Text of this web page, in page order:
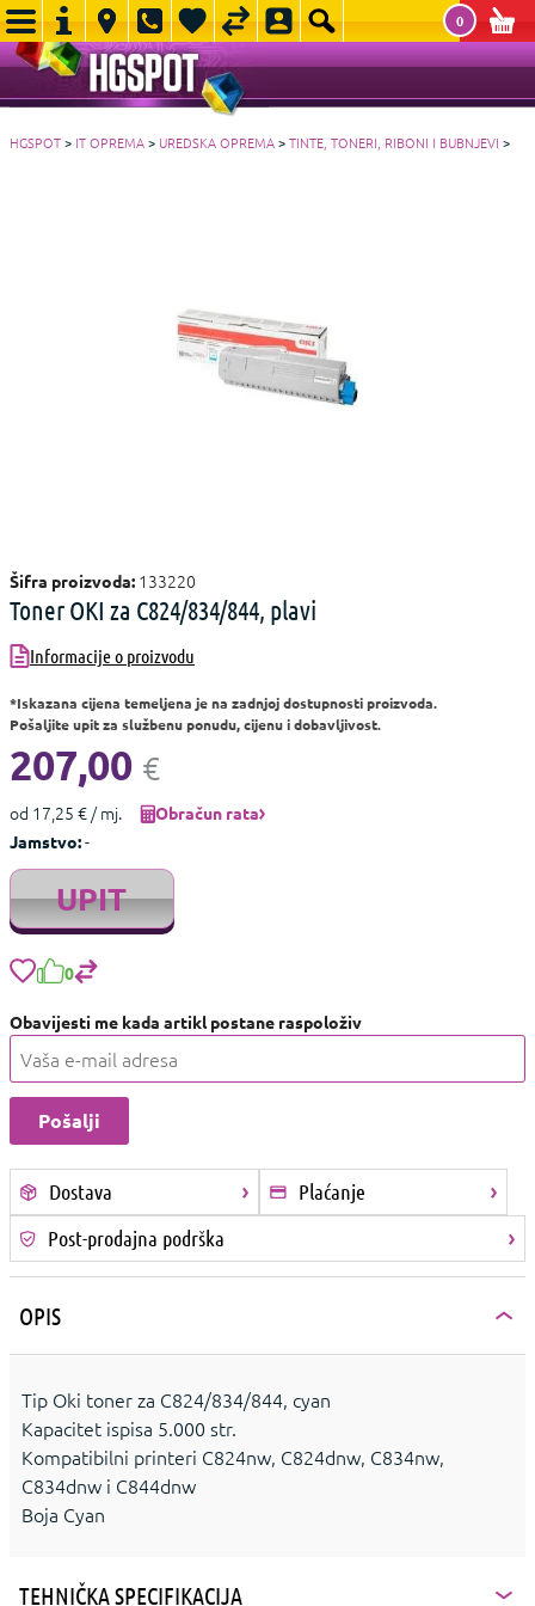
0
HGSPOT> IT OPREMA> UREDSKA OPREMA>TINTE, TONERI, RIBONI I BUBNJEVI >
Šifra proizvoda: 133220
Toner OKI za C824/834/844, plavi
Informacije o proizvodu
*Iskazana cijena temeljena je na zadnjoj dostupnosti proizvoda.
Pošaljite upit za službenu ponudu, cijenu i dobavljivost.
207,00 €
od 17,25 € / mj.
Obračun rata
Jamstvo:-
UPIT
0
Obavijesti me kada artikl postane raspoloživ
Dostava
Plaćanje
Post-prodajna podrška
OPIS
Tip Oki toner za C824/834/844, cyan
Kapacitet ispisa 5.000 str.
Kompatibilni printeri C824nw, C824dnw, C834nw,
C834dnw i C844dnw
Boja Cyan
TEHNIČKA SPECIFIKACIJA